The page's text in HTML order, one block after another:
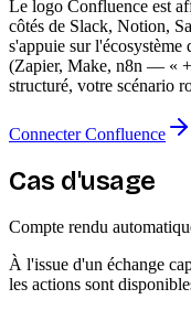
Le logo Confluence est
côtés de Slack, Notion,
s'appuie sur l'écosystème
(Zapier, Make, n8n — «
structuré, votre scénario
Connecter Confluence
Cas d'usage
Compte rendu
À l'issue d'un échange
les actions sont